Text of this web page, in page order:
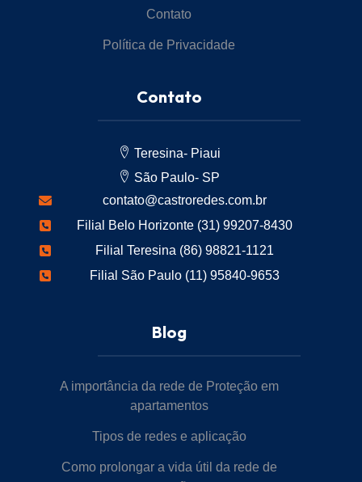
Contato
Política de Privacidade
Contato
Teresina- Piaui
São Paulo- SP
contato@castroredes.com.br
Filial Belo Horizonte (31) 99207-8430
Filial Teresina (86) 98821-1121
Filial São Paulo (11) 95840-9653
Blog
A importância da rede de Proteção em
apartamentos
Tipos de redes e aplicação
Como prolongar a vida útil da rede de